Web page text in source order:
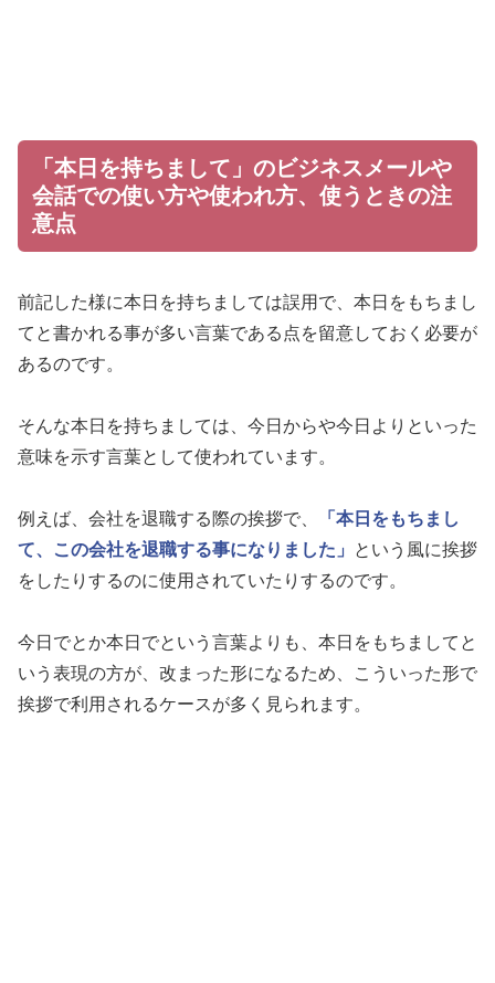
「本日を持ちまして」のビジネスメールや
会話での使い方や使われ方、使うときの注
意点
前記した様に本日を持ちましては誤用で、本日をもちまし
てと書かれる事が多い言葉である点を留意しておく必要が
あるのです。
そんな本日を持ちましては、今日からや今日よりといった
意味を示す言葉として使われています。
例えば、会社を退職する際の挨拶で、
「本日をもちまし
て、この会社を退職する事になりました」
という風に挨拶
をしたりするのに使用されていたりするのです。
今日でとか本日でという言葉よりも、本日をもちましてと
いう表現の方が、改まった形になるため、こういった形で
挨拶で利用されるケースが多く見られます。